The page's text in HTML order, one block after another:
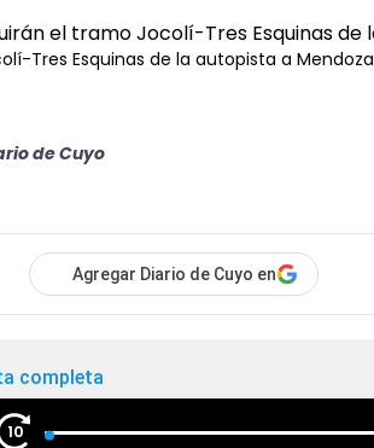
Tres Esquinas de la autopista a Mendoza
de Cuyo
Agregar Diario de Cuyo en
completa
10